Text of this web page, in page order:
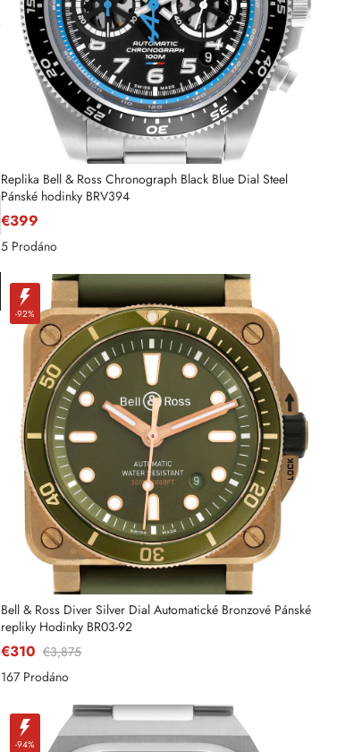
Replika Bell & Ross Chronograph Black Blue Dial Steel
Pánské hodinky BRV394
€399
5 Prodáno
-92%
Bell & Ross Diver Silver Dial Automatické Bronzové Pánské
repliky Hodinky BR03-92
€310 €3,875
167 Prodáno
-94%
E-mail
Telefon
Zpráva